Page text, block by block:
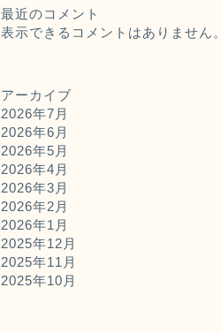
最近のコメント
表示できるコメントはありません。
アーカイブ
2026年7月
2026年6月
2026年5月
2026年4月
2026年3月
2026年2月
2026年1月
2025年12月
2025年11月
2025年10月